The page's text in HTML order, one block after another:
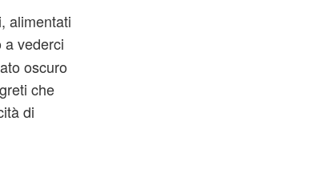
alimentati
a vederci
oscuro
che
di